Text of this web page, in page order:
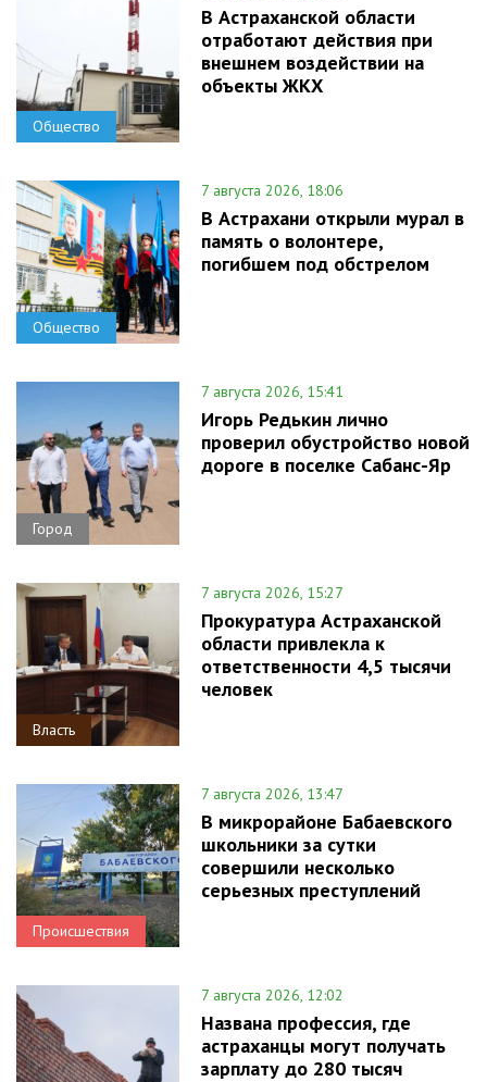
Общество
В Астраханской области
отработают действия при
внешнем воздействии на
объекты ЖКХ
Общество
7 августа 2026, 18:06
В Астрахани открыли мурал в
память о волонтере,
погибшем под обстрелом
Город
7 августа 2026, 15:41
Игорь Редькин лично
проверил обустройство новой
дороге в поселке Сабанс-Яр
Власть
7 августа 2026, 15:27
Прокуратура Астраханской
области привлекла к
ответственности 4,5 тысячи
человек
Происшествия
7 августа 2026, 13:47
В микрорайоне Бабаевского
школьники за сутки
совершили несколько
серьезных преступлений
7 августа 2026, 12:02
Названа профессия, где
астраханцы могут получать
зарплату до 280 тысяч